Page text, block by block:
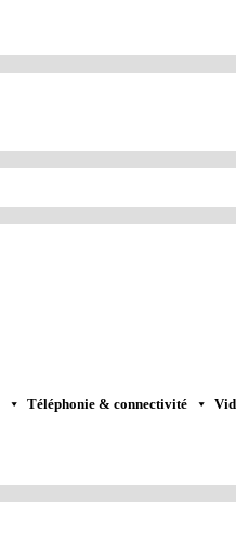
Téléphonie & connectivité